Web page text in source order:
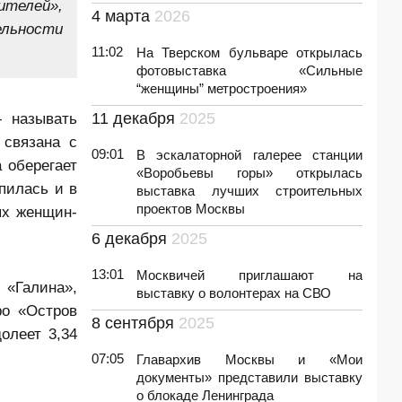
называть
с
и в
женщин-
«Остров
3,34
4 марта 2026
11:02
На Тверском бульваре открылась
фотовыставка «Сильные
“женщины” метростроения»
11 декабря 2025
09:01
В эскалаторной галерее станции
«Воробьевы горы» открылась
выставка лучших строительных
проектов Москвы
6 декабря 2025
13:01
Москвичей приглашают на
выставку о волонтерах на СВО
8 сентября 2025
07:05
Главархив Москвы и «Мои
документы» представили выставку
о блокаде Ленинграда